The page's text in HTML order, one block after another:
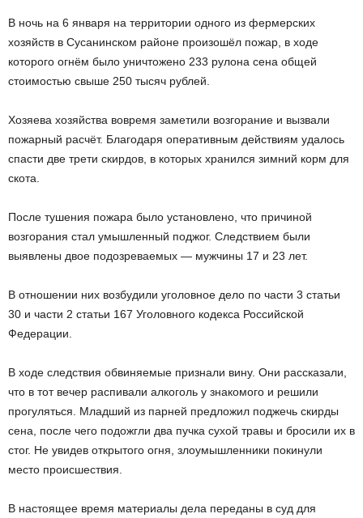
В ночь на 6 января на территории одного из фермерских
хозяйств в Сусанинском районе произошёл пожар, в ходе
которого огнём было уничтожено 233 рулона сена общей
стоимостью свыше 250 тысяч рублей.
Хозяева хозяйства вовремя заметили возгорание и вызвали
пожарный расчёт. Благодаря оперативным действиям удалось
спасти две трети скирдов, в которых хранился зимний корм для
скота.
После тушения пожара было установлено, что причиной
возгорания стал умышленный поджог. Следствием были
выявлены двое подозреваемых — мужчины 17 и 23 лет.
В отношении них возбудили уголовное дело по части 3 статьи
30 и части 2 статьи 167 Уголовного кодекса Российской
Федерации.
В ходе следствия обвиняемые признали вину. Они рассказали,
что в тот вечер распивали алкоголь у знакомого и решили
прогуляться. Младший из парней предложил поджечь скирды
сена, после чего подожгли два пучка сухой травы и бросили их в
стог. Не увидев открытого огня, злоумышленники покинули
место происшествия.
В настоящее время материалы дела переданы в суд для